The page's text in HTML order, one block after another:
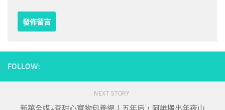
FOLLOW:
NEXT STORY